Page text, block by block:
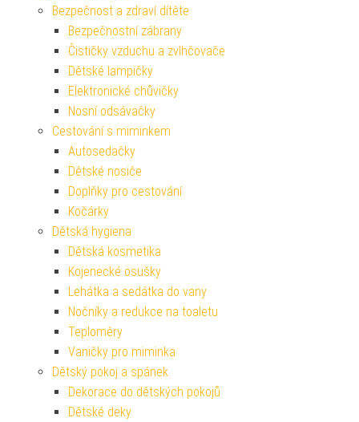
Bezpečnost a zdraví dítěte
Bezpečnostní zábrany
Čističky vzduchu a zvlhčovače
Dětské lampičky
Elektronické chůvičky
Nosní odsávačky
Cestování s miminkem
Autosedačky
Dětské nosiče
Doplňky pro cestování
Kočárky
Dětská hygiena
Dětská kosmetika
Kojenecké osušky
Lehátka a sedátka do vany
Nočníky a redukce na toaletu
Teploměry
Vaničky pro miminka
Dětský pokoj a spánek
Dekorace do dětských pokojů
Dětské deky